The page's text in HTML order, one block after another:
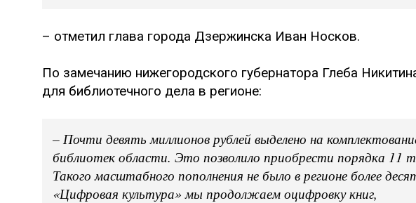
– отметил глава города Дзержинска Иван Носков.
По замечанию нижегородского губернатора Глеба
для библиотечного дела в регионе:
– Почти девять миллионов рублей выделено на
библиотек области. Это позволило приобрести порядка 11
Такого масштабного пополнения не было в регионе более
«Цифровая культура» мы продолжаем оцифровку книг,